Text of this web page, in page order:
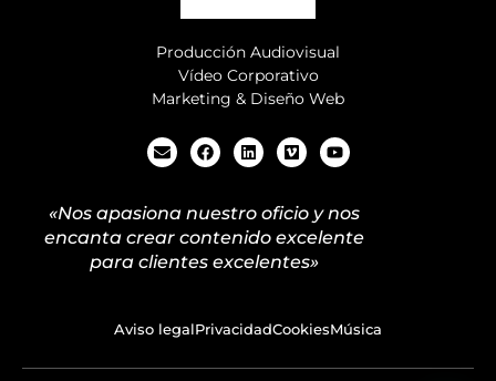
Producción Audiovisual
Vídeo Corporativo
Marketing & Diseño Web
«Nos apasiona nuestro oficio y nos
encanta crear contenido excelente
para clientes excelentes»
Aviso legalPrivacidadCookiesMúsica